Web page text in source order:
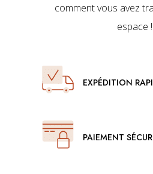
comment vous avez
espace !
EXPÉDITION
PAIEMENT